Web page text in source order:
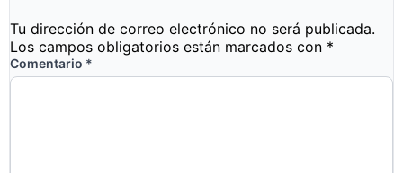
Tu dirección de correo electrónico no será publicada.
Los campos obligatorios están marcados con *
Comentario *